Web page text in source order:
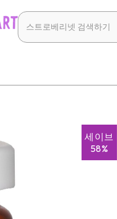
세이브
58%